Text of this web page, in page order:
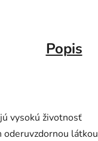
Popis
vysokú životnosť
oderuvzdornou látkou